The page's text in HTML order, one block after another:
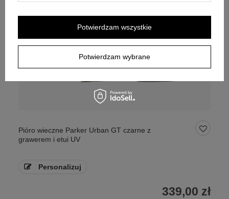
Pióro wieczne Parker Urban GT czarne z
grawerem i etui UV
Personalizuj
339,00 zł
Potwierdzam wybrane
Potwierdzam wszystkie